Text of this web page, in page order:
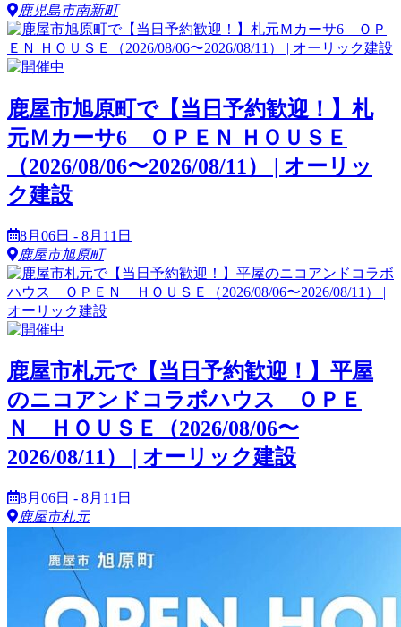
鹿児島市南新町
鹿屋市旭原町で【当日予約歓迎！】札
元Ｍカーサ6 ＯＰＥＮ ＨＯＵＳＥ
（2026/08/06〜2026/08/11） | オーリッ
ク建設
8月06日 - 8月11日
鹿屋市旭原町
鹿屋市札元で【当日予約歓迎！】平屋
のニコアンドコラボハウス ＯＰＥ
Ｎ ＨＯＵＳＥ（2026/08/06〜
2026/08/11） | オーリック建設
8月06日 - 8月11日
鹿屋市札元